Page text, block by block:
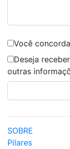
Você
Deseja
outras
SOBRE
Pilares